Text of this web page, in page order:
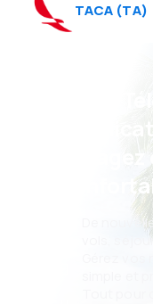
TACA (TA)
Psst !
De
vols,
Gérez
Tout